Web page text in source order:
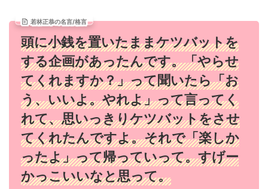
若林正恭の名言/格言
頭に小銭を置いたままケツバットを
する企画があったんです。「やらせ
てくれますか？」って聞いたら「お
う、いいよ。やれよ」って言ってく
れて、思いっきりケツバットをさせ
てくれたんですよ。それで「楽しか
ったよ」って帰っていって。すげー
かっこいいなと思って。